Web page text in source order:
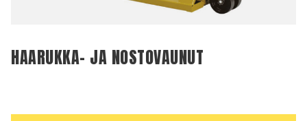
HAARUKKA- JA NOSTOVAUNUT